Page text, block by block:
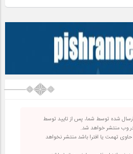
شده توسط شما، پس از تایید توسط
وب منتشر خواهد شد.
حاوی تهمت یا افترا باشد منتشر نخواهد